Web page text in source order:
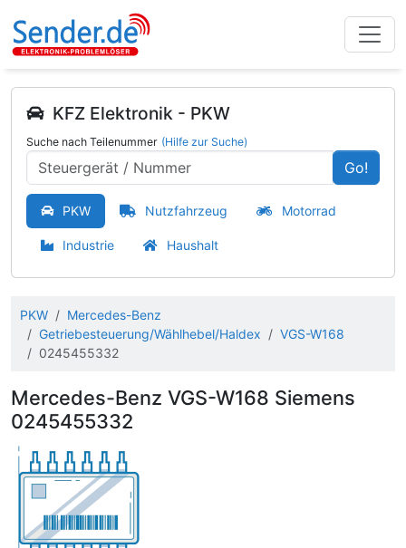
KFZ Elektronik - PKW
Suche nach Teilenummer (Hilfe zur Suche)
Go!
PKW Nutzfahrzeug Motorrad
Industrie Haushalt
PKW
Mercedes-Benz
Getriebesteuerung/Wählhebel/Haldex
VGS-W168
0245455332
Mercedes-Benz VGS-W168 Siemens
0245455332